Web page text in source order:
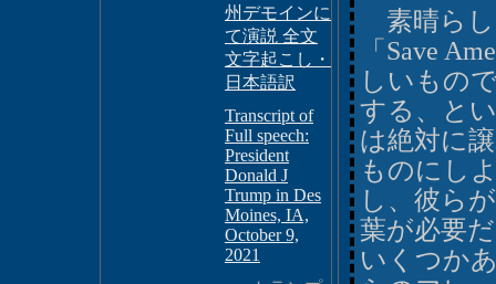
州デモインに
て演説 全文
文字起こし・
日本語訳
Transcript of
Full speech:
President
Donald J
Trump in Des
Moines, IA,
October 9,
2021
素晴らし
「Save
しいもの
する、と
は絶対に
ものにし
し、彼ら
葉が必要
いくつか